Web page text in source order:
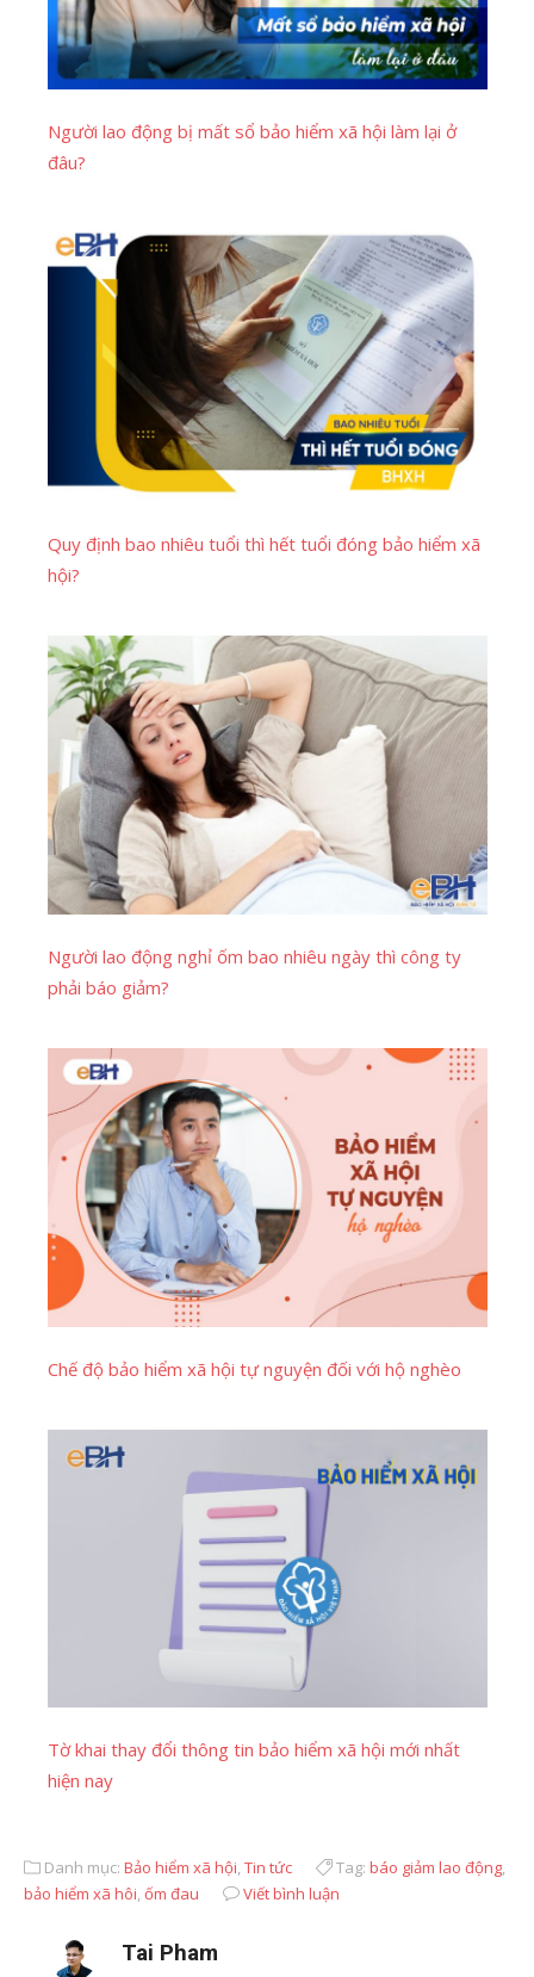
Người lao động bị mất sổ bảo hiểm xã hội làm lại ở
đâu?
Quy định bao nhiêu tuổi thì hết tuổi đóng bảo hiểm xã
hội?
Người lao động nghỉ ốm bao nhiêu ngày thì công ty
phải báo giảm?
Chế độ bảo hiểm xã hội tự nguyện đối với hộ nghèo
Tờ khai thay đổi thông tin bảo hiểm xã hội mới nhất
hiện nay
Danh mục: Bảo hiểm xã hội,Tin tức Tag: báo giảm lao động,
bảo hiểm xã hôi,ốm đau Viết bình luận
Tai Pham